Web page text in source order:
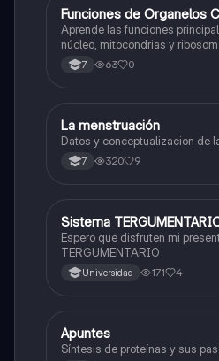
FBiologia
Funciones de Organelos
Aprende las funciones
núcleo, mitocondrias y
7 63 0
Biologia
La menstruación
Datos y conceptualizacion de
7 320 9
Biologia
Sistema
Espero que disfruten mi
TERGUMENTARIO
Universidad 171 4
Biologia
Apuntes
Síntesis de proteínas y sus